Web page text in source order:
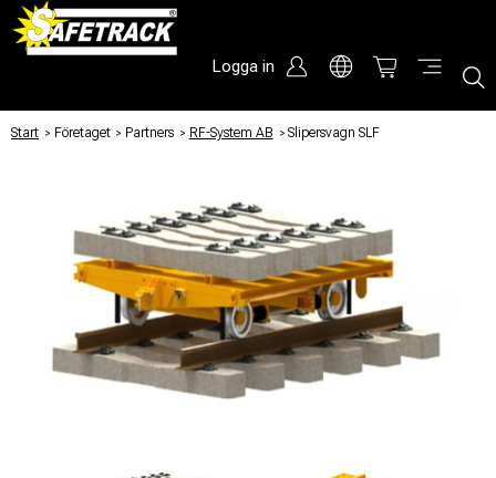
Logga in
Start / Företaget / Partners / RF-System AB / Slipersvagn SLF